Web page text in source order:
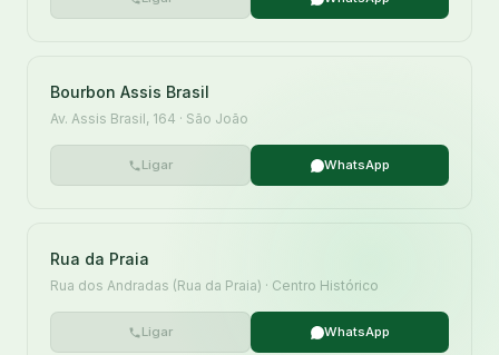
Bourbon Assis Brasil
Av. Assis Brasil, 164 · São João
Ligar WhatsApp
Rua da Praia
Rua dos Andradas (Rua da Praia) · Centro Histórico
Ligar WhatsApp